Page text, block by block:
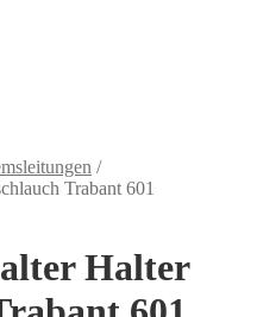
/
Trabant 601
Halter